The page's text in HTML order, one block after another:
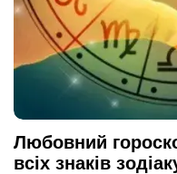
Любовний
всіх знаків